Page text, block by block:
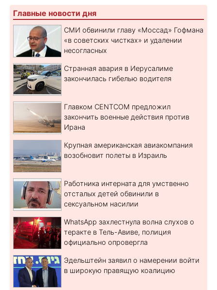
Главные новости дня
СМИ обвинили главу «Моссад» Гофмана
«в советских чистках» и удалении
несогласных
Странная авария в Иерусалиме
закончилась гибелью водителя
Главком CENTCOM предложил
закончить военные действия против
Ирана
Крупная американская авиакомпания
возобновит полеты в Израиль
Работника интерната для умственно
отсталых детей обвинили в
сексуальном насилии
WhatsApp захлестнула волна слухов о
теракте в Тель-Авиве, полиция
официально опровергла
Эдельштейн заявил о намерении войти
в широкую правящую коалицию